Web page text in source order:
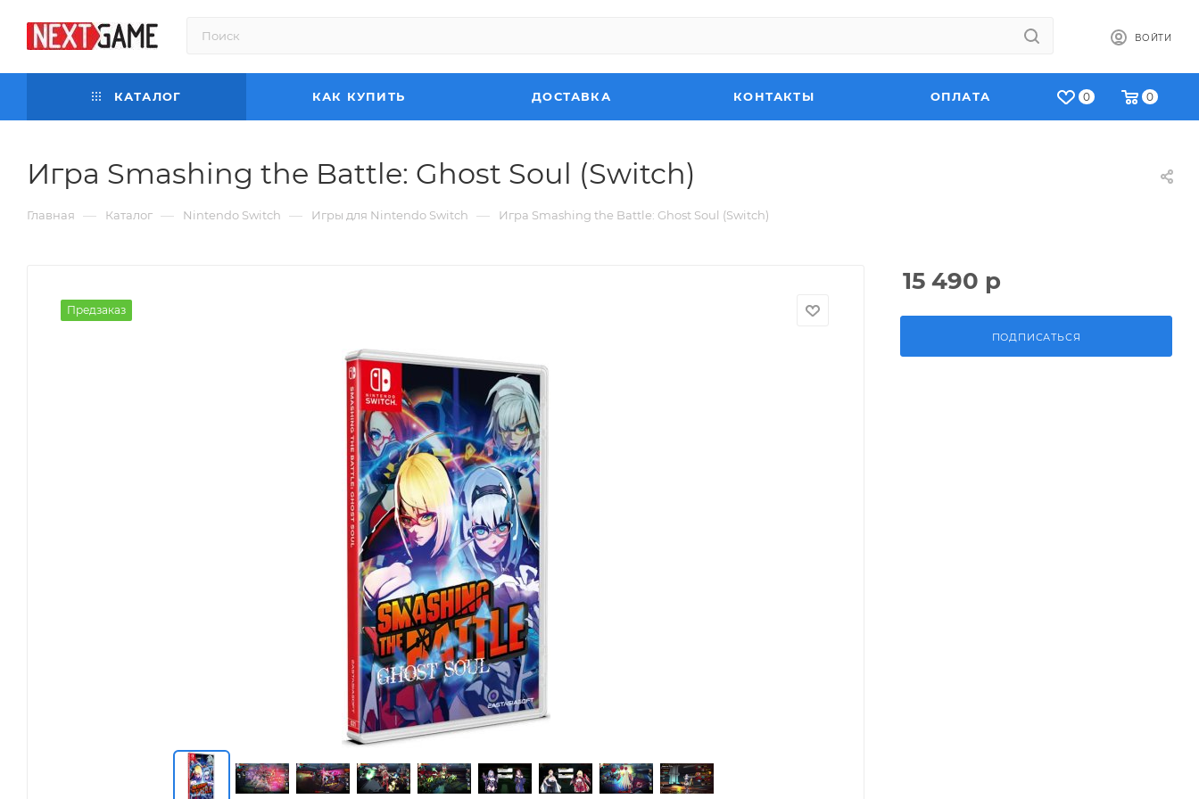
ВОЙТИ
0 0
КАТАЛОГ КАК КУПИТЬ ДОСТАВКА КОНТАКТЫ ОПЛАТА
Игра Smashing the Battle: Ghost Soul (Switch)
Главная — Каталог — Nintendo Switch — Игры для Nintendo Switch — Игра Smashing the Battle: Ghost Soul (Switch)
Предзаказ
15 490 р
ПОДПИСАТЬСЯ